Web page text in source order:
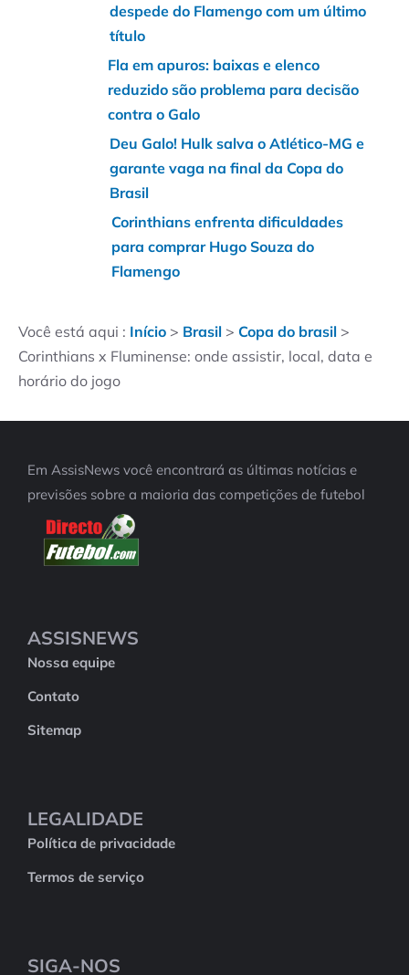
despede do Flamengo com um último
título
Fla em apuros: baixas e elenco
reduzido são problema para decisão
contra o Galo
Deu Galo! Hulk salva o Atlético-MG e
garante vaga na final da Copa do
Brasil
Corinthians enfrenta dificuldades
para comprar Hugo Souza do
Flamengo
Você está aqui : Início > Brasil > Copa do brasil >
Corinthians x Fluminense: onde assistir, local, data e
horário do jogo
Em AssisNews você encontrará as últimas notícias e
previsões sobre a maioria das competições de futebol
ASSISNEWS
Nossa equipe
Contato
Sitemap
LEGALIDADE
Política de privacidade
Termos de serviço
SIGA-NOS